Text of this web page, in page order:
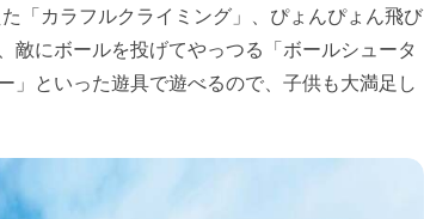
「カラフルクライミング」、ぴょんぴょん飛び
敵にボールを投げてやっつる「ボールシュータ
」といった遊具で遊べるので、子供も大満足し